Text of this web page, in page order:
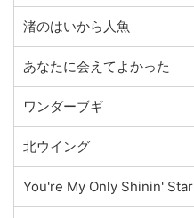
渚のはいから人魚
あなたに会えてよかった
ワンダーブギ
北ウイング
You're My Only Shinin' Star